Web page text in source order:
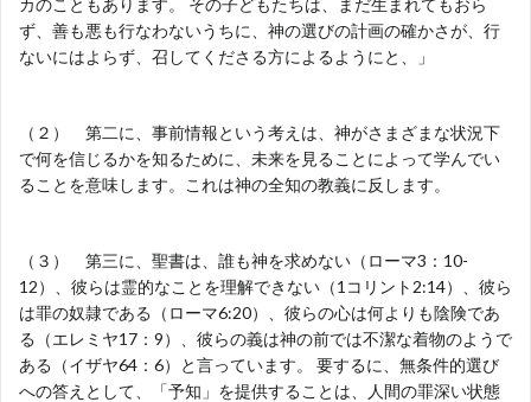
カのこともあります。 その子どもたちは、まだ生まれてもおら
ず、善も悪も行なわないうちに、神の選びの計画の確かさが、行
ないにはよらず、召してくださる方によるようにと、」
（２） 第二に、事前情報という考えは、神がさまざまな状況下
で何を信じるかを知るために、未来を見ることによって学んでい
ることを意味します。これは神の全知の教義に反します。
（３） 第三に、聖書は、誰も神を求めない（ローマ3：10-
12）、彼らは霊的なことを理解できない（1コリント2:14）、彼ら
は罪の奴隷である（ローマ6:20）、彼らの心は何よりも陰険であ
る（エレミヤ17：9）、彼らの義は神の前では不潔な着物のようで
ある（イザヤ64：6）と言っています。 要するに、無条件的選び
への答えとして、「予知」を提供することは、人間の罪深い状態